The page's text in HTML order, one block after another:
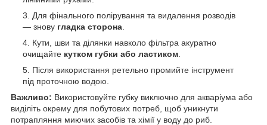
Для фінального полірування та видалення розводів
— знову гладка сторона
Кути, шви та ділянки навколо фільтра акуратно
очищайте кутком губки або ластиком
Після використання ретельно промийте інструмент
під проточною водою.
Важливо: Використовуйте губку виключно для акваріума або
виділіть окрему для побутових потреб, щоб уникнути
потрапляння миючих засобів та хімії у воду до риб.